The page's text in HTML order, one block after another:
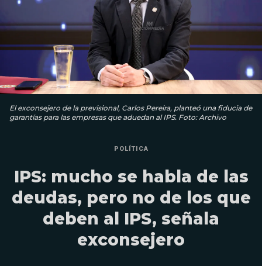
El exconsejero de la previsional, Carlos Pereira, planteó una fiducia de
garantías para las empresas que aduedan al IPS. Foto: Archivo
POLÍTICA
IPS: mucho se habla de las
deudas, pero no de los que
deben al IPS, señala
exconsejero